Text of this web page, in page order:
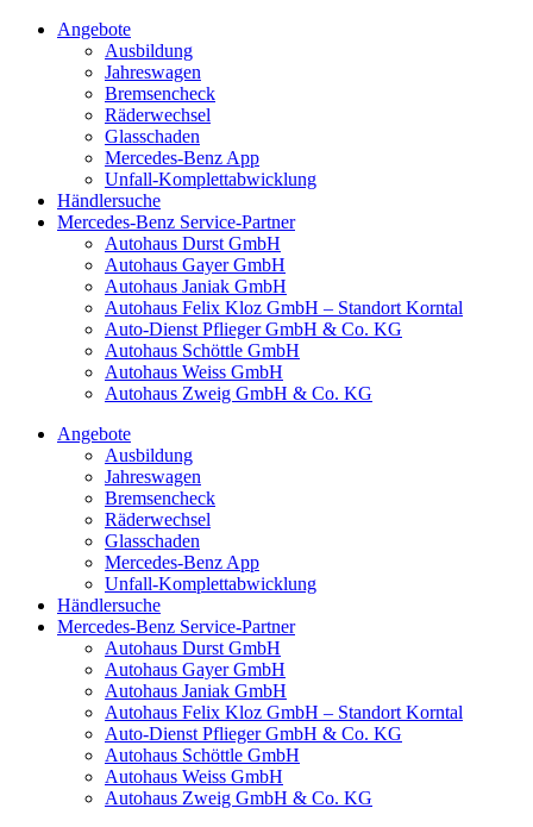
Angebote
Ausbildung
Jahreswagen
Bremsencheck
Räderwechsel
Glasschaden
Mercedes-Benz App
Unfall-Komplettabwicklung
Händlersuche
Mercedes-Benz Service-Partner
Autohaus Durst GmbH
Autohaus Gayer GmbH
Autohaus Janiak GmbH
Autohaus Felix Kloz GmbH – Standort Korntal
Auto-Dienst Pflieger GmbH & Co. KG
Autohaus Schöttle GmbH
Autohaus Weiss GmbH
Autohaus Zweig GmbH & Co. KG
Angebote
Ausbildung
Jahreswagen
Bremsencheck
Räderwechsel
Glasschaden
Mercedes-Benz App
Unfall-Komplettabwicklung
Händlersuche
Mercedes-Benz Service-Partner
Autohaus Durst GmbH
Autohaus Gayer GmbH
Autohaus Janiak GmbH
Autohaus Felix Kloz GmbH – Standort Korntal
Auto-Dienst Pflieger GmbH & Co. KG
Autohaus Schöttle GmbH
Autohaus Weiss GmbH
Autohaus Zweig GmbH & Co. KG